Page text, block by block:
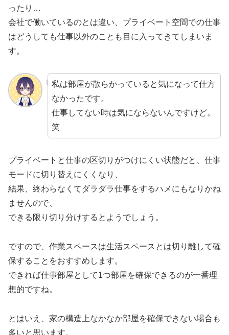
ったり…
会社で働いているのとは違い、プライベート空間での仕事
はどうしても仕事以外のことも目に入ってきてしまいま
す。
私は部屋が散らかっていると気になって仕方
なかったです。
仕事してない時は気にならないんですけど。
笑
プライベートと仕事の区切りがつけにくい状態だと、仕事
モードに切り替えにくくなり、
結果、終わらなくてダラダラ仕事をするハメにもなりかね
ませんので、
できる限り切り分けするとようでしょう。
ですので、作業スペースは生活スペースとは切り離して確
保することをおすすめします。
できれば仕事部屋として1つ部屋を確保できるのが一番理
想的ですね。
とはいえ、家の構造上なかなか部屋を確保できない場合も
多いと思います。